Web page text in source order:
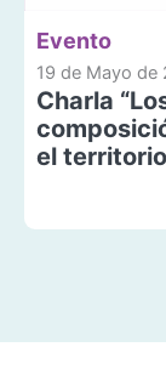
Evento
19 de Mayo de
Charla
el